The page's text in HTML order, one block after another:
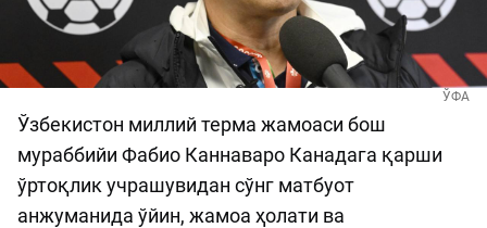
ЎФА
Ўзбекистон миллий терма жамоаси бош
мураббийи Фабио Каннаваро Канадага қарши
ўртоқлик учрашувидан сўнг матбуот
анжуманида ўйин, жамоа ҳолати ва